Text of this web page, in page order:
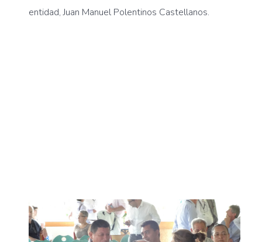
entidad, Juan Manuel Polentinos Castellanos.